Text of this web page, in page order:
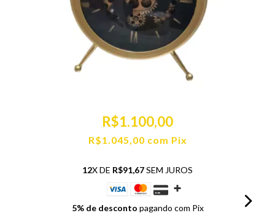
R$1.100,00
R$1.045,00 com Pix
12X DE R$91,67SEM JUROS
5% de desconto pagando com Pix